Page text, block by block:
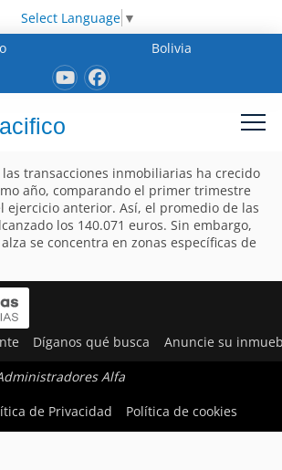
Select Language ▼
Bolivia
transacciones inmobiliarias ha crecido
año, comparando el primer trimestre
ejercicio anterior. Así, el promedio de las
los 140.071 euros. Sin embargo,
se concentra en zonas específicas de
Díganos qué busca Anuncie su
Alfa
de Privacidad Política de cookies